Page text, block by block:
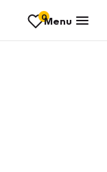
0Menu